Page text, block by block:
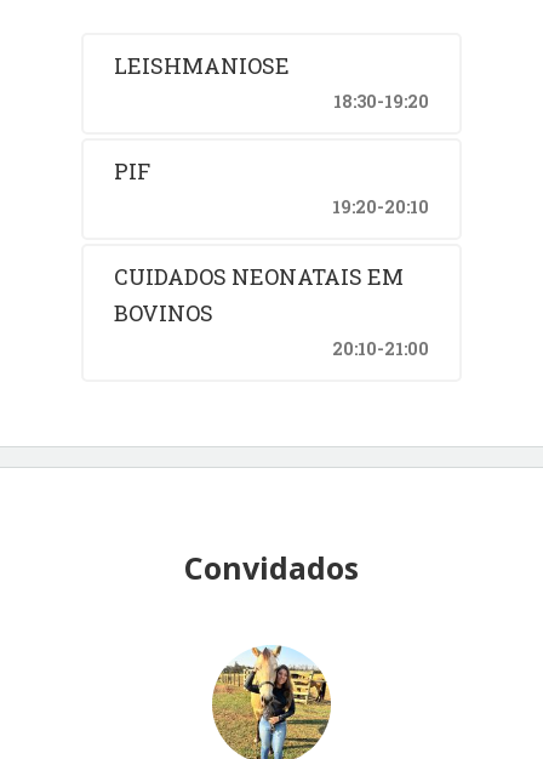
LEISHMANIOSE
18:30-19:20
PIF
19:20-20:10
CUIDADOS NEONATAIS EM
BOVINOS
20:10-21:00
Convidados